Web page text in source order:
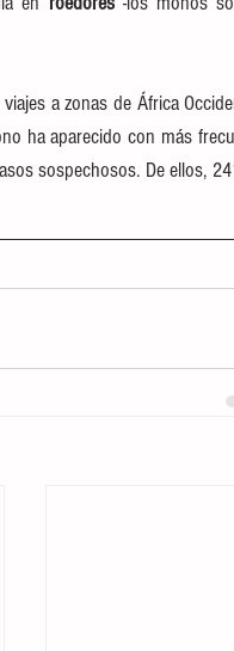
a zonas de África
ha aparecido con más
sospechosos. De ellos,